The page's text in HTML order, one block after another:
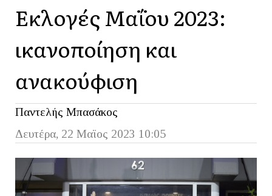
Εκλογές Μαΐου 2023:
ικανοποίηση και
ανακούφιση
Παντελής Μπασάκος
Δευτέρα, 22 Μαϊος 2023 10:05